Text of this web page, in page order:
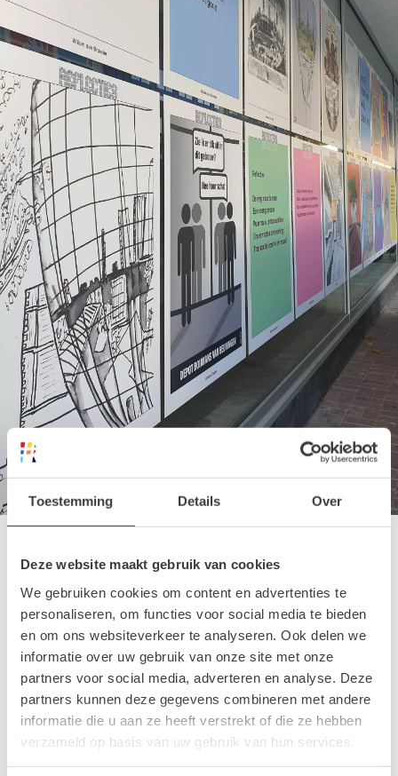
Toestemming Details Over
Deze website maakt gebruik van cookies
We gebruiken cookies om content en advertenties te
personaliseren, om functies voor social media te bieden
en om ons websiteverkeer te analyseren. Ook delen we
informatie over uw gebruik van onze site met onze
partners voor social media, adverteren en analyse. Deze
partners kunnen deze gegevens combineren met andere
informatie die u aan ze heeft verstrekt of die ze hebben
verzameld op basis van uw gebruik van hun services.
In eerste instantie zouden de kunstwerken
halverwege de eerste helft van november te
zien zijn. Maar er is besloten dat op de
Lijnbaan locatie de kunstwerken nog wat
langer te zien zullen zijn. Hoe leuk is dat?
Geen winkels of musea om naar binnen te